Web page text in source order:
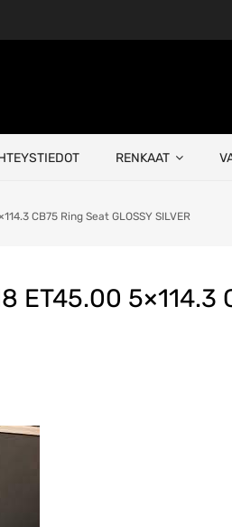
RENKAAT
CB75 Ring Seat GLOSSY SILVER
ET45.00 5×114.3